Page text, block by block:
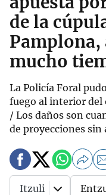
de la
mucho
La Policía Foral
fuego al interior
/ Los daños son
de proyecciones sin
Itzuli